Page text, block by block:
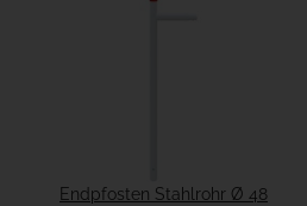
Endpfosten Stahlrohr Ø 48